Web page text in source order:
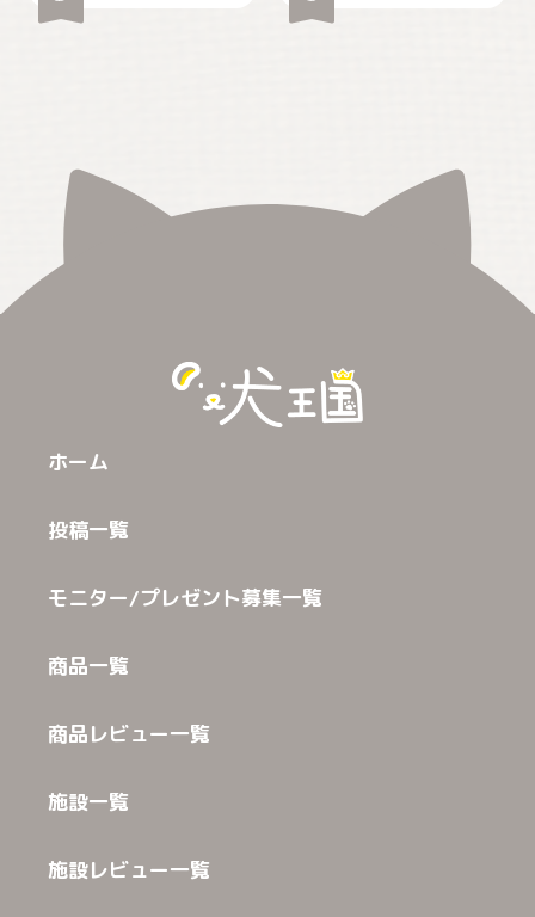
ホーム
投稿一覧
モニター/プレゼント募集一覧
商品一覧
商品レビュー一覧
施設一覧
施設レビュー一覧